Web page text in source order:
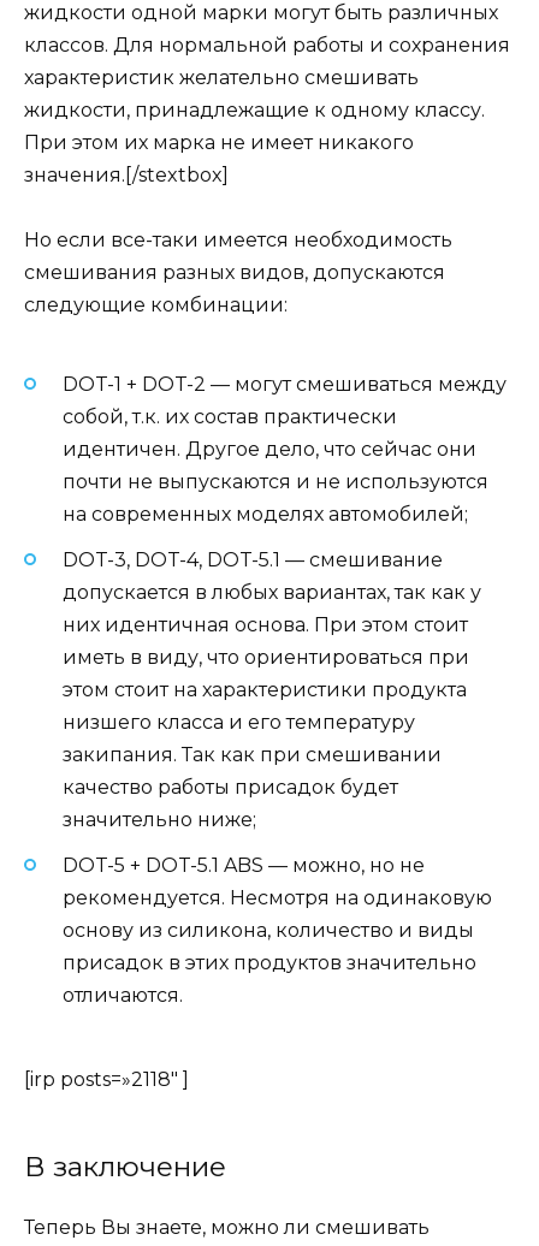
жидкости одной марки могут быть различных
классов. Для нормальной работы и сохранения
характеристик желательно смешивать
жидкости, принадлежащие к одному классу.
При этом их марка не имеет никакого
значения.[/stextbox]
Но если все-таки имеется необходимость
смешивания разных видов, допускаются
следующие комбинации:
DOT-1 + DOT-2 — могут смешиваться между
собой, т.к. их состав практически
идентичен. Другое дело, что сейчас они
почти не выпускаются и не используются
на современных моделях автомобилей;
DOT-3, DOT-4, DOT-5.1 — смешивание
допускается в любых вариантах, так как у
них идентичная основа. При этом стоит
иметь в виду, что ориентироваться при
этом стоит на характеристики продукта
низшего класса и его температуру
закипания. Так как при смешивании
качество работы присадок будет
значительно ниже;
DOT-5 + DOT-5.1 ABS — можно, но не
рекомендуется. Несмотря на одинаковую
основу из силикона, количество и виды
присадок в этих продуктов значительно
отличаются.
[irp posts=»2118″ ]
В заключение
Теперь Вы знаете, можно ли смешивать